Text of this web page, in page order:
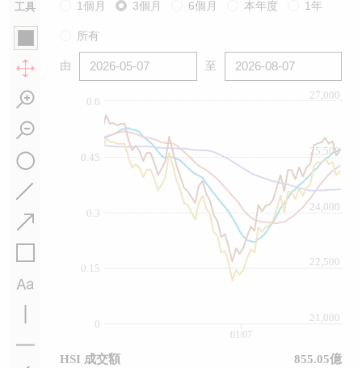
工具 1個月 3個月 6個月 本年度 1年
所有
由 至
0
0.6
0.15
0.3
0.45
22,500
21,000
24,000
25,500
27,000
01/07
HSI 成交額 855.05億